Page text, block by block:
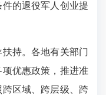
的退役军人创业提
持。各地有关部门
优惠政策，推进准
区域、跨层级、跨